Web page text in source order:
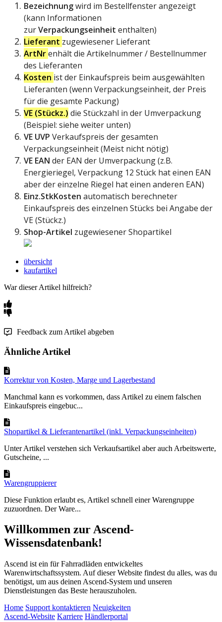
Bezeichnungwird im Bestellfensterangezeigt
(kann Informationen
zurVerpackungseinheit enthalten)
Lieferant zugewiesener Lieferant
ArtNrenhältdie Artikelnummer/ Bestellnummer
des Lieferanten
Kosten istder Einkaufspreis beim ausgewählten
Lieferanten (wenn Verpackungseinheit, der Preis
fürdie gesamte Packung)
VE (Stückz.) die Stückzahl in der Umverpackung
(Beispiel: siehe weiter unten)
VE UVP Verkaufspreis der gesamten
Verpackungseinheit(Meist nicht nötig)
VE EAN der EAN der Umverpackung(z.B.
Energieriegel, Verpackung 12 Stück hateinen EAN
aberdereinzelne Riegel hateinen anderen EAN)
Einz.StkKosten automatisch berechneter
Einkaufspreis des einzelnen Stücks bei Angabe der
VE(Stückz.)
Shop-Artikel zugewiesenerShopartikel
übersicht
kaufartikel
War dieser Artikel hilfreich?
Feedback zum Artikel abgeben
Ähnliche Artikel
Korrektur von Kosten, Marge und Lagerbestand
Manchmal kann es vorkommen, dass Artikel zu einem falschen
Einkaufspreis eingebuc...
Shopartikel & Lieferantenartikel (inkl. Verpackungseinheiten)
Unter Artikel verstehen sich Verkaufsartikel aber auch Arbeitswerte,
Gutscheine, ...
Warengruppierer
Diese Funktion erlaubt es, Artikel schnell einer Warengruppe
zuzuordnen. Der Ware...
Willkommen zur Ascend-
Wissensdatenbank!
Ascend ist ein für Fahrradläden entwickeltes
Warenwirtschaftssystem. Auf dieser Website findest du alles, was du
benötigst, um aus deinen Ascend-System und unseren
Dienstleistungen das Beste herauszuholen.
Home Support kontaktieren Neuigkeiten
Ascend-Website Karriere Händlerportal